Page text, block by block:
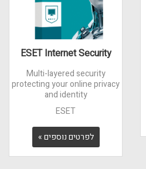
ESET Internet Security
Multi-layered security
protecting your online privacy
and identity
ESET
לפרטים נוספים »